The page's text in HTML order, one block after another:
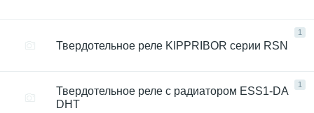
1
Твердотельное реле KIPPRIBOR серии RSN
1
Твердотельное реле с радиатором ESS1-DA
DHT